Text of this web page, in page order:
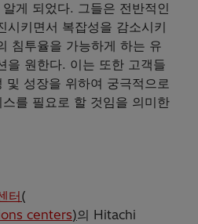
게 되었다. 그들은 전반적인
시키면서 복잡성을 감소시키
침투율을 가능하게 하는 유
을 원한다. 이는 또한 고객들
및 성장을 위하여 궁극적으로
를 필요로 할 것임을 의미한
터(
centers)의 Hitachi